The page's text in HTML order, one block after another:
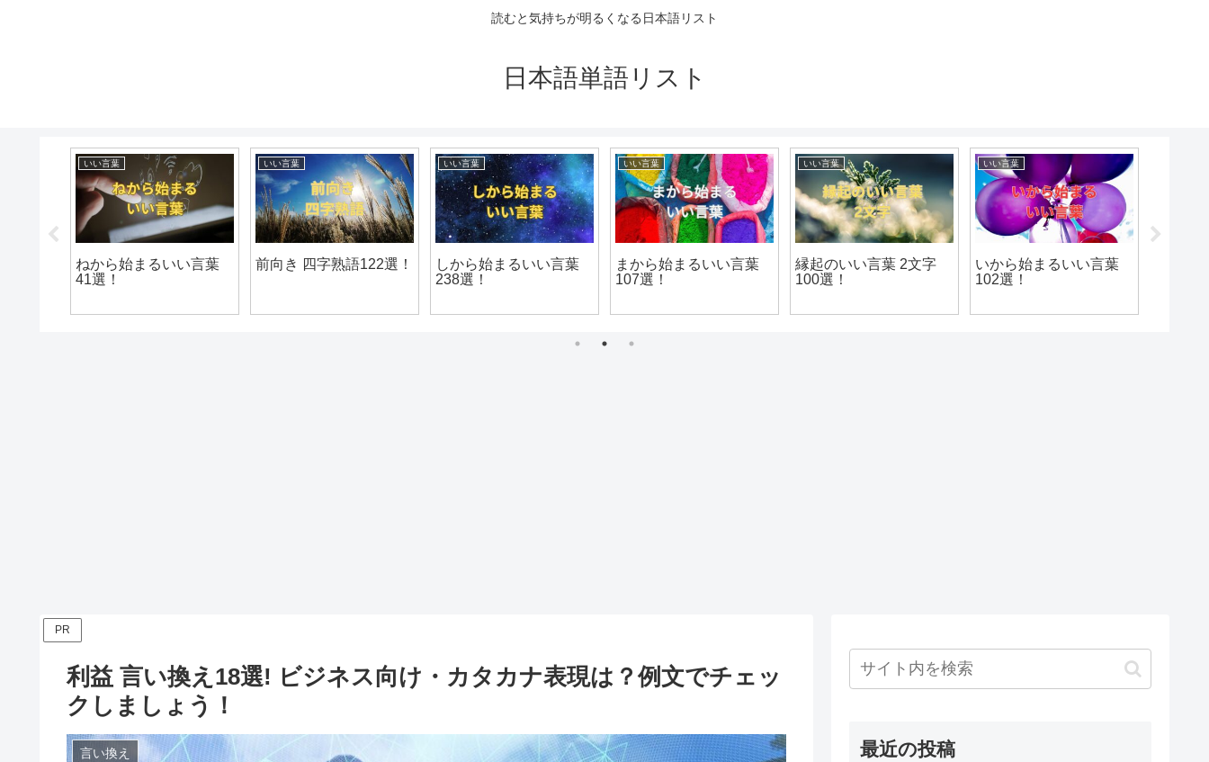
読むと気持ちが明るくなる日本語リスト
日本語単語リスト
いい言葉
ねから始まるいい言葉
41選！
いい言葉
前向き 四字熟語122選！
いい言葉
しから始まるいい言葉
238選！
いい言葉
まから始まるいい言葉
107選！
いい言葉
縁起のいい言葉 2文字
100選！
いい言葉
いから始まるいい言葉
102選！
PR
利益 言い換え18選! ビジネス向け・カタカナ表現は？例文でチェッ
クしましょう！
言い換え 最近の投稿